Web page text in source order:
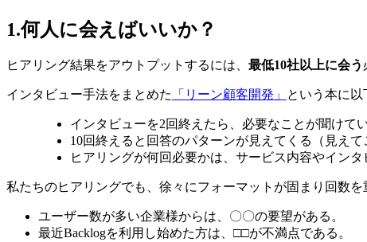
1.何人に会えばいいか？
ヒアリング結果をアウトプットするには、 最低10社以上に会う
インタビュー手法をまとめた 「リーン顧客開発」 という本に以
インタビューを2回終えたら、必要なことが聞けて
10回終えると回答のパターンが見えてくる（見え
ヒアリングが何回必要かは、サービス内容やイン
私たちのヒアリングでも、徐々にフォーマットが固まり回数
ユーザー数が多い企業様からは、〇〇の要望がある。
最近Backlogを利用し始めた方は、□□が不満点である。